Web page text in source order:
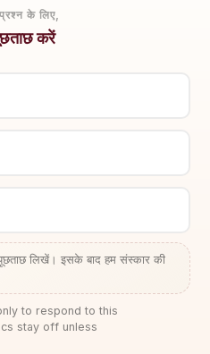
के लिए,
करें
लिखें। इसके बाद हम संस्कार की
to respond to this
stay off unless